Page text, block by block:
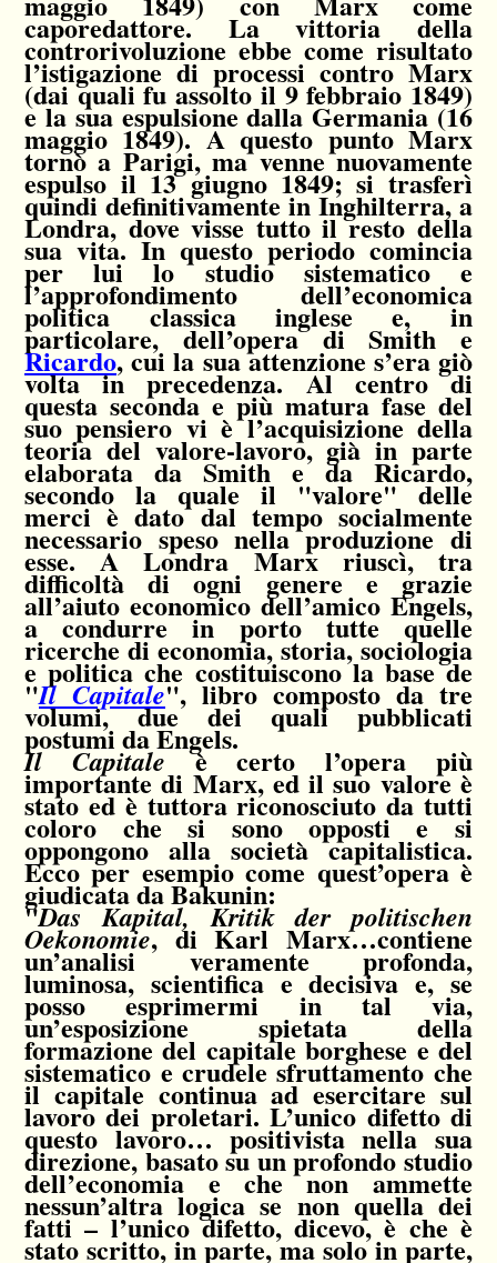
caporedattore. La vittoria della
controrivoluzione ebbe come risultato
l’istigazione di processi contro Marx
(dai quali fu assolto il 9 febbraio 1849)
e la sua espulsione dalla Germania (16
maggio 1849). A questo punto Marx
tornò a Parigi, ma venne nuovamente
espulso il 13 giugno 1849; si trasferì
quindi definitivamente in Inghilterra, a
Londra, dove visse tutto il resto della
sua vita. In questo periodo comincia
per lui lo studio sistematico e
l’approfondimento dell’economica
politica classica inglese e, in
particolare, dell’opera di Smith e
Ricardo, cui la sua attenzione s’era giò
volta in precedenza. Al centro di
questa seconda e più matura fase del
suo pensiero vi è l’acquisizione della
teoria del valore-lavoro, già in parte
elaborata da Smith e da Ricardo,
secondo la quale il "valore" delle
merci è dato dal tempo socialmente
necessario speso nella produzione di
esse. A Londra Marx riuscì, tra
difficoltà di ogni genere e grazie
all’aiuto economico dell’amico Engels,
a condurre in porto tutte quelle
ricerche di economia, storia, sociologia
e politica che costituiscono la base de
"Il Capitale", libro composto da tre
volumi, due dei quali pubblicati
postumi da Engels.
Il Capitaleè certo l’opera più
importante di Marx, ed il suo valore è
stato ed è tuttora riconosciuto da tutti
coloro che si sono opposti e si
oppongono alla società capitalistica.
Ecco per esempio come quest’opera è
giudicata da Bakunin:
"Das Kapital, Kritik der politischen
Oekonomie, di Karl Marx…contiene
un’analisi veramente profonda,
luminosa, scientifica e decisiva e, se
posso esprimermi in tal via,
un’esposizione spietata della
formazione del capitale borghese e del
sistematico e crudele sfruttamento che
il capitale continua ad esercitare sul
lavoro dei proletari. L’unico difetto di
questo lavoro… positivista nella sua
direzione, basato su un profondo studio
dell’economia e che non ammette
nessun’altra logica se non quella dei
fatti – l’unico difetto, dicevo, è che è
stato scritto, in parte, ma solo in parte,